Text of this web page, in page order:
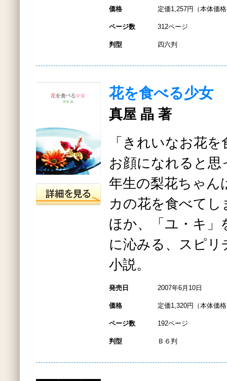
価格 定価1,257円（本体価
ページ数 312ページ
判型 四六判
花を食べる少女
真屋 晶 著
「きれいなお花
お顔になれると
年生の梨花ちゃん
カの花を食べて
ほか、「ユ・キ」
に沁みる、スピ
小説。
発売日 2007年6月10日
価格 定価1,320円（本体価
ページ数 192ページ
判型 Ｂ６判